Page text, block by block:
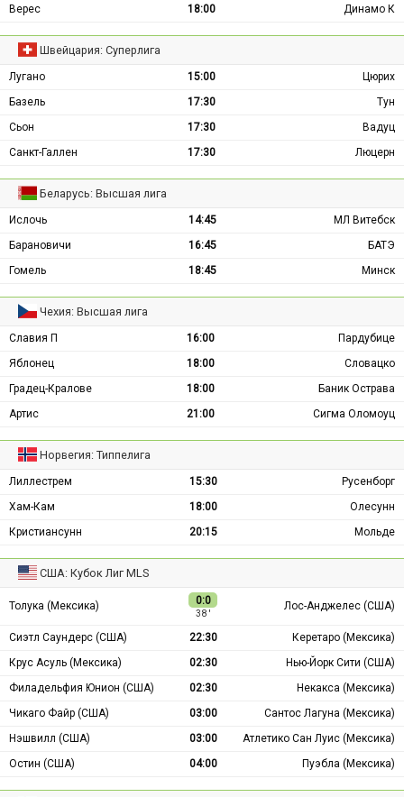
Верес 18:00 Динамо К
Швейцария: Суперлига
Лугано 15:00
Цюрих
Базель
17:30
Тун
Сьон
17:30
Вадуц
Санкт-Галлен
17:30 Люцерн
Беларусь: Высшая лига
Ислочь 14:45
МЛ Витебск
Барановичи
16:45
БАТЭ
Гомель
18:45 Минск
Чехия: Высшая лига
Славия П 16:00
Пардубице
Яблонец
18:00
Словацко
Градец-Кралове
18:00
Баник Острава
Артис
21:00 Сигма Оломоуц
Норвегия: Типпелига
Лиллестрем 15:30
Русенборг
Хам-Кам
18:00
Олесунн
Кристиансунн
20:15 Мольде
США: Кубок Лиг MLS
Толука (Мексика) 0:0
38 ′
Лос-Анджелес (США)
Сиэтл Саундерс (США) 22:30
Керетаро (Мексика)
Крус Асуль (Мексика)
02:30
Нью-Йорк Сити (США)
Филадельфия Юнион (США)
02:30
Некакса (Мексика)
Чикаго Файр (США)
03:00
Сантос Лагуна (Мексика)
Нэшвилл (США)
03:00
Атлетико Сан Луис (Мексика)
Остин (США)
04:00 Пуэбла (Мексика)